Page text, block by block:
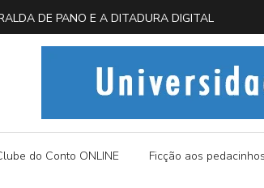
DA BORBOLETA AZUL
do Conto ONLINE Ficção aos pedacinhos